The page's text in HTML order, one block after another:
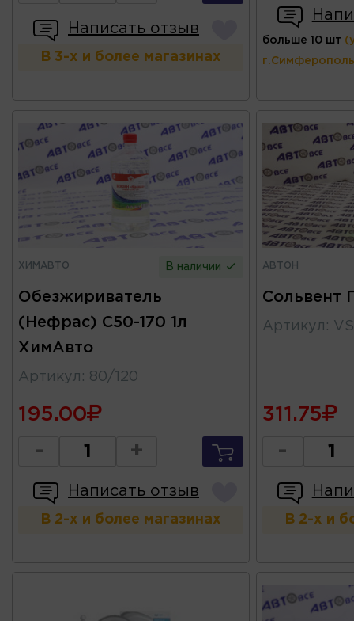
Написать отзыв
В 3-х и более магазинах
больше 10 шт
ХИМАВТО В наличии
Обезжириватель
(Нефрас) C50-170 1л
ХимАвто
Артикул : 80/120
195.00
- +
Написать отзыв
В 2-х и более магазинах
АВТОН
Сольвент
Артикул :
311.75
-
В 2-х и